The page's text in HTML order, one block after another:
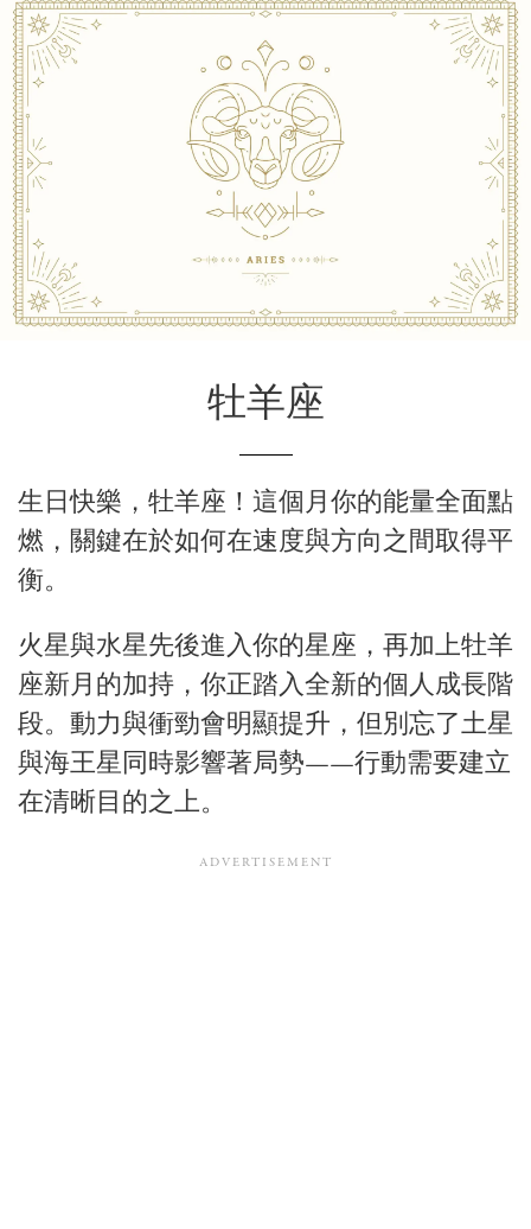
牡羊座
生日快樂，牡羊座！這個月你的能量全面點
燃，關鍵在於如何在速度與方向之間取得平
衡。
火星與水星先後進入你的星座，再加上牡羊
座新月的加持，你正踏入全新的個人成長階
段。動力與衝勁會明顯提升，但別忘了土星
與海王星同時影響著局勢——行動需要建立
在清晰目的之上。